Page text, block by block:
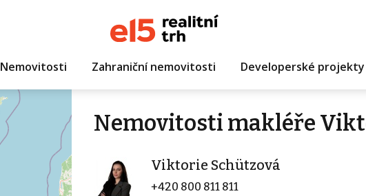
Nemovitosti Zahraniční nemovitosti Developerské projekty
Nemovitosti makléře
Viktorie Schützová
+420 800 811 811